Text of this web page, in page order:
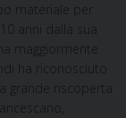
materiale per
anni dalla sua
maggiormente
ha riconosciuto
grande riscoperta